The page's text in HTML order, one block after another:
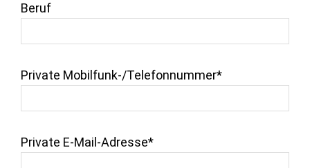
Beruf
Private Mobilfunk-/Telefonnummer*
Private E-Mail-Adresse*